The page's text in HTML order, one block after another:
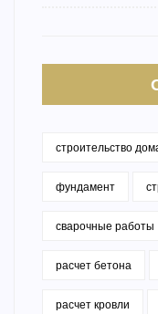
строительство
фундамент
сварочные работы
расчет бетона
расчет кровли